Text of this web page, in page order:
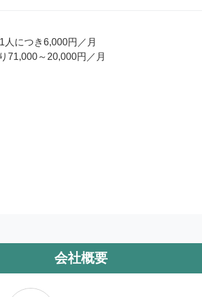
につき6,000円／月
71,000～20,000円／月
会社概要